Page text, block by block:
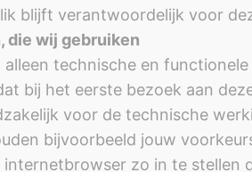
blijft verantwoordelijk voor
die wij gebruiken
technische en
bij het eerste bezoek aan
voor de technische
bijvoorbeeld jouw
zo in te stellen